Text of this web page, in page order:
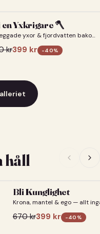
en Yxkrigare 🪓
yxor & fjordvatten bakom
kr399 kr -40%
håll
Bli Kunglighet
Krona, mantel & ego — allt
670kr399 kr -40 %